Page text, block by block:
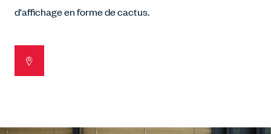
d'affichage en forme de cactus.